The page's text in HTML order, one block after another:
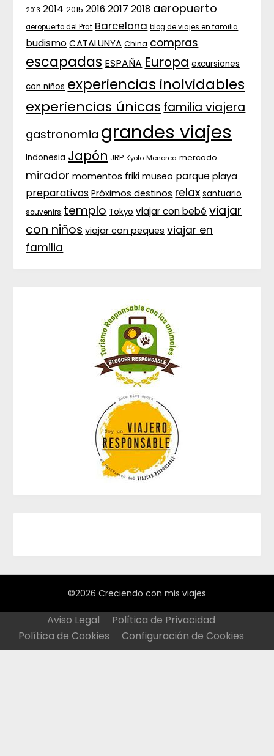
2013 2014 2015 2016 2017 2018 aeropuerto
aeropuerto del Prat Barcelona blog de viajes en familia
budismo CATALUNYA China compras
escapadas ESPAÑA Europa excursiones
con niños experiencias inolvidables
experiencias únicas familia viajera
gastronomia grandes viajes
Indonesia Japón JRP Kyoto Menorca mercado
mirador momentos friki museo parque playa
preparativos Próximos destinos relax santuario
souvenirs templo Tokyo viajar con bebé viajar
con niños viajar con peques viajar en
familia
©2026 Creciendo con mis viajes
Aviso Legal
Política de Privacidad
Política de Cookies
Configuración de Cookies